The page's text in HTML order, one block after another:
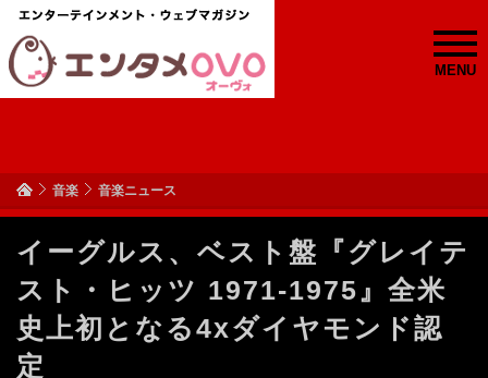
MENU
音楽 音楽ニュース
イーグルス、ベスト盤『グレイテ
スト・ヒッツ 1971-1975』全米
史上初となる4xダイヤモンド認
定